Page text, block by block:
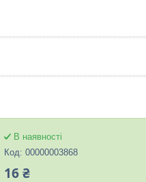
В наявності
Код: 00000003868
16 ₴